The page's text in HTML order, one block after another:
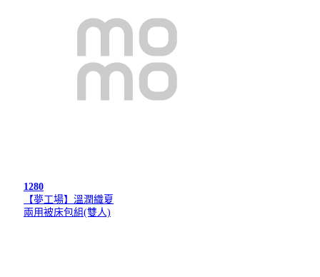
1280
【夢工場】溫潤織夏
兩用被床包組(雙人)